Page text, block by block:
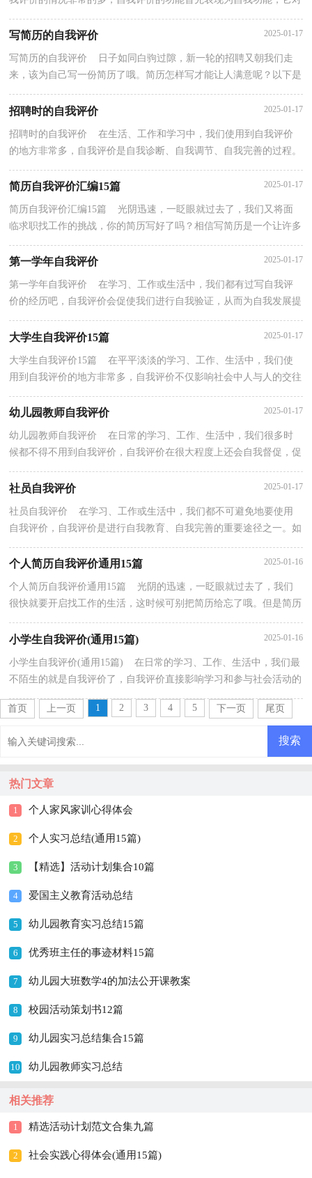
写简历的自我评价 2025-01-17
写简历的自我评价 日子如同白驹过隙，新一轮的招聘又朝我们走
来，该为自己写一份简历了哦。简历怎样写才能让人满意呢？以下是
小编为大家收集的写简历的自我评价，欢迎阅读与收藏...
招聘时的自我评价 2025-01-17
招聘时的自我评价 在生活、工作和学习中，我们使用到自我评价
的地方非常多，自我评价是自我诊断、自我调节、自我完善的过程。
简历自我评价汇编15篇 2025-01-17
简历自我评价汇编15篇 光阴迅速，一眨眼就过去了，我们又将面
临求职找工作的挑战，你的简历写好了吗？相信写简历是一个让许多
第一学年自我评价 2025-01-17
第一学年自我评价 在学习、工作或生活中，我们都有过写自我评
价的经历吧，自我评价会促使我们进行自我验证，从而为自我发展提
供动力。那么问题来了，到底应如何写一份恰当的自我...
大学生自我评价15篇 2025-01-17
大学生自我评价15篇 在平平淡淡的学习、工作、生活中，我们使
用到自我评价的地方非常多，自我评价不仅影响社会中人与人的交往
幼儿园教师自我评价 2025-01-17
幼儿园教师自我评价 在日常的学习、工作、生活中，我们很多时
候都不得不用到自我评价，自我评价在很大程度上还会自我督促，促
使我们维持自我的一致性。相信很多朋友都对写自我...
社员自我评价 2025-01-17
社员自我评价 在学习、工作或生活中，我们都不可避免地要使用
自我评价，自我评价是进行自我教育、自我完善的重要途径之一。如
个人简历自我评价通用15篇 2025-01-16
个人简历自我评价通用15篇 光阴的迅速，一眨眼就过去了，我们
很快就要开启找工作的生活，这时候可别把简历给忘了哦。但是简历
要写什么内容才是恰当的呢？以下是小编帮大家整理的...
小学生自我评价(通用15篇) 2025-01-16
小学生自我评价(通用15篇) 在日常的学习、工作、生活中，我们最
不陌生的就是自我评价了，自我评价直接影响学习和参与社会活动的
首页
上一页 1 2 3 4 5 下一页 尾页
热门文章
1 个人家风家训心得体会
2 个人实习总结(通用15篇)
3 【精选】活动计划集合10篇
4 爱国主义教育活动总结
5 幼儿园教育实习总结15篇
6 优秀班主任的事迹材料15篇
7 幼儿园大班数学4的加法公开课教案
8 校园活动策划书12篇
9 幼儿园实习总结集合15篇
10 幼儿园教师实习总结
相关推荐
1 精选活动计划范文合集九篇
2 社会实践心得体会(通用15篇)